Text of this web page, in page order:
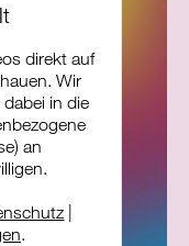
direkt auf
Wir
in die
an
.